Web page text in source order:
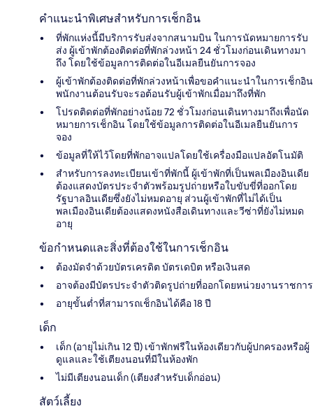
คำแนะนำพิเศษสำหรับการเช็กอิน
ที่พักแห่งนี้มีบริการรับส่งจากสนามบิน ในการนัดหมายการรับ
ส่ง ผู้เข้าพักต้องติดต่อที่พักล่วงหน้า 24 ชั่วโมงก่อนเดินทางมา
ถึง โดยใช้ข้อมูลการติดต่อในอีเมลยืนยันการจอง
ผู้เข้าพักต้องติดต่อที่พักล่วงหน้าเพื่อขอคำแนะนำในการเช็กอิน
พนักงานต้อนรับจะรอต้อนรับผู้เข้าพักเมื่อมาถึงที่พัก
โปรดติดต่อที่พักอย่างน้อย 72 ชั่วโมงก่อนเดินทางมาถึงเพื่อนัด
หมายการเช็กอิน โดยใช้ข้อมูลการติดต่อในอีเมลยืนยันการ
จอง
ข้อมูลที่ให้ไว้โดยที่พักอาจแปลโดยใช้เครื่องมือแปลอัตโนมัติ
สำหรับการลงทะเบียนเข้าที่พักนี้ ผู้เข้าพักที่เป็นพลเมืองอินเดีย
ต้องแสดงบัตรประจำตัวพร้อมรูปถ่ายหรือใบขับขี่ที่ออกโดย
รัฐบาลอินเดียซึ่งยังไม่หมดอายุ ส่วนผู้เข้าพักที่ไม่ได้เป็น
พลเมืองอินเดียต้องแสดงหนังสือเดินทางและวีซ่าที่ยังไม่หมด
อายุ
ข้อกำหนดและสิ่งที่ต้องใช้ในการเช็กอิน
ต้องมัดจำด้วยบัตรเครดิต บัตรเดบิต หรือเงินสด
อาจต้องมีบัตรประจำตัวติดรูปถ่ายที่ออกโดยหน่วยงานราชการ
อายุขั้นต่ำที่สามารถเช็กอินได้คือ 18 ปี
เด็ก
เด็ก (อายุไม่เกิน 12 ปี) เข้าพักฟรีในห้องเดียวกับผู้ปกครองหรือผู้
ดูแลและใช้เตียงนอนที่มีในห้องพัก
ไม่มีเตียงนอนเด็ก (เตียงสำหรับเด็กอ่อน)
สัตว์เลี้ยง